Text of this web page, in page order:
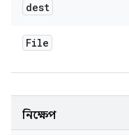
dest
File
নিক্ষেপ